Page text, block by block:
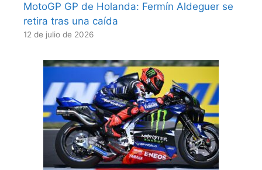
MotoGP GP de Holanda: Fermín Aldeguer se
retira tras una caída
12 de julio de 2026